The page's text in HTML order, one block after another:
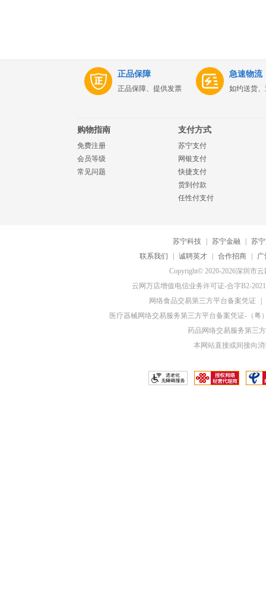
正品保障
正品保障、提供发票
急速物流
如约送货
购物指南
免费注册
会员等级
常见问题
支付方式
苏宁支付
网银支付
快捷支付
货到付款
任性付支付
苏宁科技 苏宁金融
苏
联系我们
诚聘英才 合作招商
广
Copyright© 2020-2026深圳市
云网万店增值电信业务许可证-合字B2-
网络食品交易第三方平台备案凭证
医疗器械网络交易服务第三方平台备案凭证-（粤
药品网络交易服务第三
本网站直接或间接向